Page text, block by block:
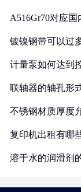
A516Gr70对应
镀镍钢带可以过
计量泵如何达到
联轴器的轴孔形
不锈钢材质厚度
复印机出租有哪
溶于水的润滑剂